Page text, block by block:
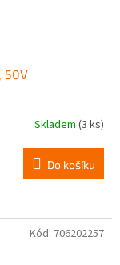
50V
Skladem (3 ks)
Do košíku
Kód: 706202257